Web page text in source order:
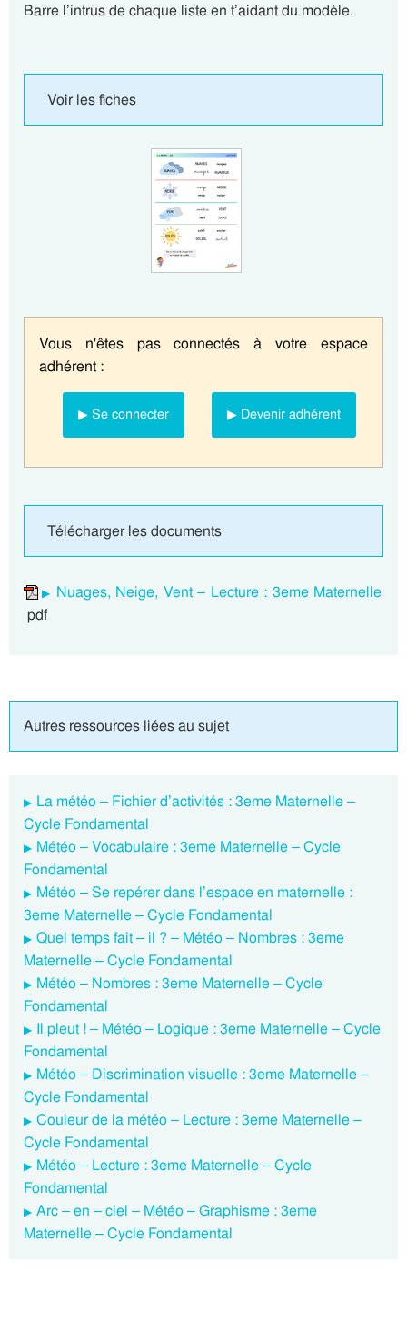
Barre l’intrus de chaque liste en t’aidant du modèle.
Voir les fiches
Vous n'êtes pas connectés à votre espace
adhérent :
▶ Se connecter ▶ Devenir adhérent
Télécharger les documents
Nuages, Neige, Vent – Lecture : 3eme Maternelle
pdf
Autres ressources liées au sujet
La météo – Fichier d’activités : 3eme Maternelle –
Cycle Fondamental
Météo – Vocabulaire : 3eme Maternelle – Cycle
Fondamental
Météo – Se repérer dans l’espace en maternelle :
3eme Maternelle – Cycle Fondamental
Quel temps fait – il ? – Météo – Nombres : 3eme
Maternelle – Cycle Fondamental
Météo – Nombres : 3eme Maternelle – Cycle
Fondamental
Il pleut ! – Météo – Logique : 3eme Maternelle – Cycle
Fondamental
Météo – Discrimination visuelle : 3eme Maternelle –
Cycle Fondamental
Couleur de la météo – Lecture : 3eme Maternelle –
Cycle Fondamental
Météo – Lecture : 3eme Maternelle – Cycle
Fondamental
Arc – en – ciel – Météo – Graphisme : 3eme
Maternelle – Cycle Fondamental